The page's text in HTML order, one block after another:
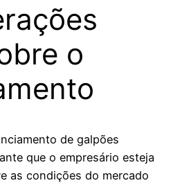
o
de galpões
que o empresário esteja
as condições do mercado